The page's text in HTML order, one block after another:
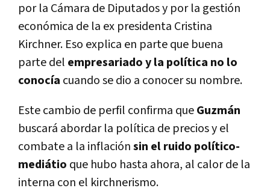
por la Cámara de Diputados y por la gestión
económica de la ex presidenta Cristina
Kirchner. Eso explica en parte que buena
parte del empresariado y la política no lo
conocía cuando se dio a conocer su nombre.
Este cambio de perfil confirma queGuzmán
buscará abordar la política de precios y el
combate a la inflaciónsin el ruido político-
mediátio que hubo hasta ahora, al calor de la
interna con el kirchnerismo.